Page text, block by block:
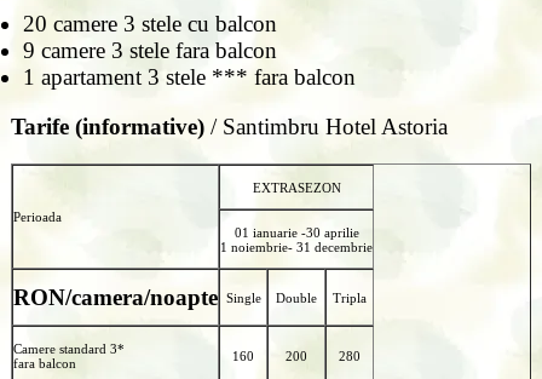
20 camere 3 stele cu balcon
9 camere 3 stele fara balcon
1 apartament 3 stele *** fara balcon
Tarife (informative) / Santimbru Hotel Astoria
Perioada
EXTRASEZON
01 ianuarie -30 aprilie
1 noiembrie- 31 decembrie
RON/camera/noapte Single Double Tripla
Camere standard 3*
fara balcon
160 200 280